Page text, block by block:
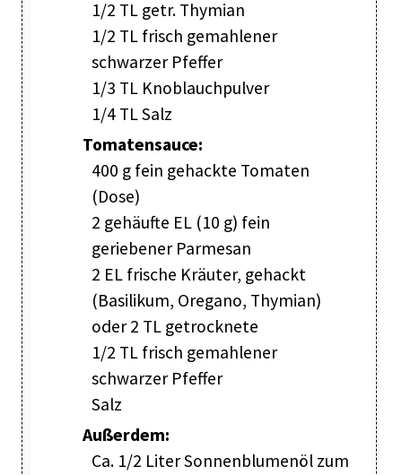
1/2 TL getr. Thymian
1/2 TL frisch gemahlener
schwarzer Pfeffer
1/3 TL Knoblauchpulver
1/4 TL Salz
Tomatensauce:
400 g fein gehackte Tomaten
(Dose)
2 gehäufte EL (10 g) fein
geriebener Parmesan
2 EL frische Kräuter, gehackt
(Basilikum, Oregano, Thymian)
oder 2 TL getrocknete
1/2 TL frisch gemahlener
schwarzer Pfeffer
Salz
Außerdem:
Ca. 1/2 Liter Sonnenblumenöl zum